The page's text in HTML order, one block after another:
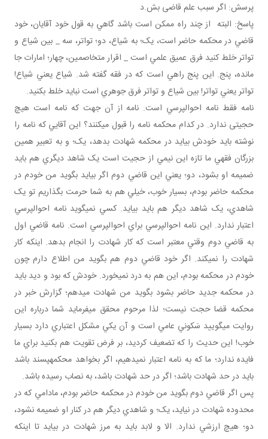
پرسش: اگر سبب علم قاضی بش.د
پاسخ: البته از چند راه ممکن است باشد گاهي به قول خود آقايان، خود
قاضي در محکمه حاضر است، يک؛ به شياع، دو؛ تواتر، سه _ بين شياع و
تواتر خلط کنيد فرق عميق علمي است _ اقرار متخاصمين، چهار؛ امارات جا
مانده، پنج. اين پنج راهي است که در فقه گفته شد. شياع يعني شياع!
تواتر يعني تواتر! بين شياع و تواتر فرق جوهري است نبايد خلط بکنيد.
نامه فقط نامه احوالپرسي است. نامه از آن جهت که نامه است هيچ
حجيتی ندارد. در کدام محکمه نامه را قبول مي کنند؟ اين آقايي که نامه را
نوشته بايد خودش بيايد در محکمه شهادت بدهد، يک؛ و به تعبير همين
بزرگان فقهي ما تازه اين نيمي از حجيت است يک شاهد ديگري هم بايد
ضميمه او بشود، دو؛ يعني اين قاضي دوم اگر بيايد بگويد من خودم در
محکمه حاضر بودم، بسيار خوب، خيلي هم به شما حرمت بگذاريم تو يک
شاهدي، يک شاهد ديگر هم بايد بيايد. کسي نمي گويد نامه احوالپرسي
اعتبار ندارد. اين نامه احوالپرسي براي احوالپرسي است. نامه قاضي اول
به قاضي دوم وقتي معتبر است که کار شهادت را انجام بدهد. اينکه کار
شهادت را نمي کند. اگر خود قاضي دوم هم بگويد من اطلاع دارم چون
خودم در محکمه بودم، اين هم به درد نمي خورد. خودش که بود و ديد بايد
در محکمه جديد حاضر بشود بگويد من شهادت مي دهم؛ گزارش خبر در
محکمه قضا حجت نيست؛ لذا مرحوم محقق مي فرمايد شما درباره اين
روايت مي گوييد سَکوني عامي است و آن يکي مشکل اعتباري دارد بسيار
خوب! اين حديث را که تضعيف کرديد، بر فرض تقويت هم بکنيد براي ما
فايده ندارد؛ ما که به نامه اعتبار نمي دهيم، اگر بخواهد محکمه پسند باشد
بايد در حد شهادت باشد؛ اگر در حد شهادت باشد، به نصاب رسيده باشد.
پس اگر قاضي دوم بگويد من خودم در محکمه حاضر بودم، مادامي که در
محدوده شهادت در نيايد، يک؛ و شاهدي ديگر هم در کنار او ضميمه نشود،
دو؛ هيچ ارزشي ندارد. الا و لابد بايد به مرز شهادت در بيايد تا اينکه